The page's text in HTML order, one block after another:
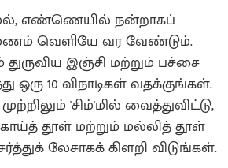
எண்ணெயில் நன்றாகப்
வெளியே வர வேண்டும்.
துருவிய இஞ்சி மற்றும் பச்சை
ஒரு 10 விநாடிகள் வதக்குங்கள்.
'சிம்'மில் வைத்துவிட்டு,
தூள் மற்றும் மல்லித் தூள்
லேசாகக் கிளறி விடுங்கள்.